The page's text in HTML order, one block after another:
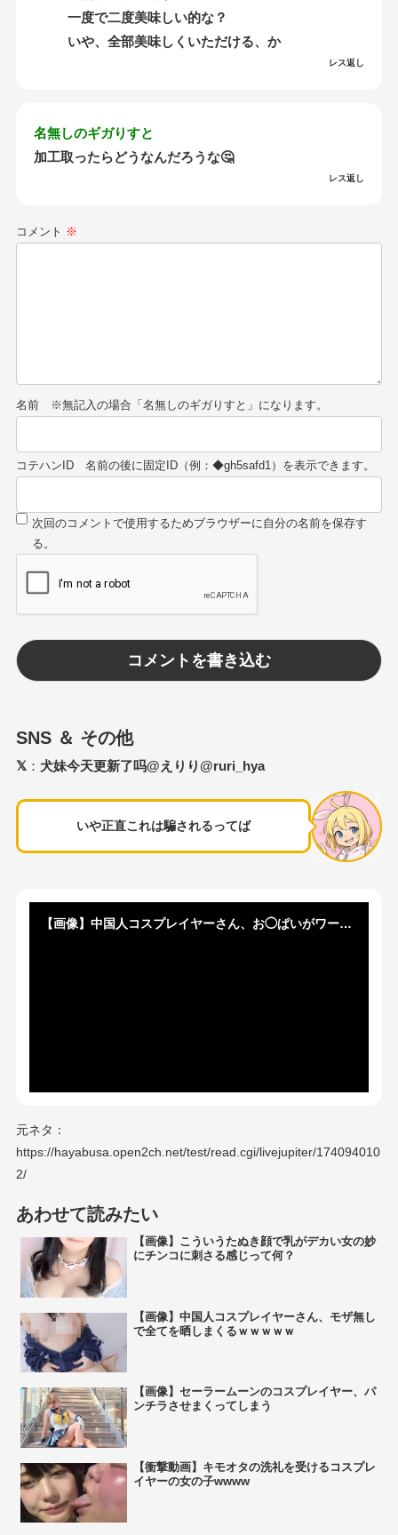
一度で二度美味しい的な？
いや、全部美味しくいただける、か
レス返し
名無しのギガりすと
加工取ったらどうなんだろうな🤔
レス返し
コメント ※
名前
コテハンID
SNS ＆ その他
𝕏 ：犬妹今天更新了吗@えりり@ruri_hya
いや正直これは騙されるってば
【画像】中国人コスプレイヤーさん、お◯ぱいがワールドサイズｗｗｗｗ
元ネタ：
https://hayabusa.open2ch.net/test/read.cgi/livejupiter/174094010
2/
あわせて読みたい
【画像】こういうたぬき顔で乳がデカい女の妙
にチンコに刺さる感じって何？
【画像】中国人コスプレイヤーさん、モザ無し
で全てを晒しまくるｗｗｗｗｗ
【画像】セーラームーンのコスプレイヤー、パ
ンチラさせまくってしまう
【衝撃動画】キモオタの洗礼を受けるコスプレ
イヤーの女の子wwww